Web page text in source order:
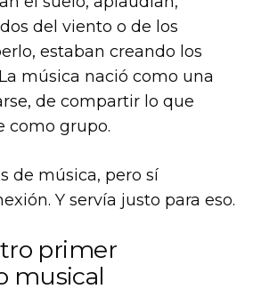
del viento o de los
estaban creando los
música nació como una
de compartir lo que
como grupo.
de música, pero sí
Y servía justo para eso.
primer
musical